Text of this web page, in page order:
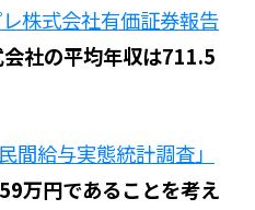
株式会社有価証券報告
社の平均年収は711.5
給与実態統計調査」
万円であることを考え